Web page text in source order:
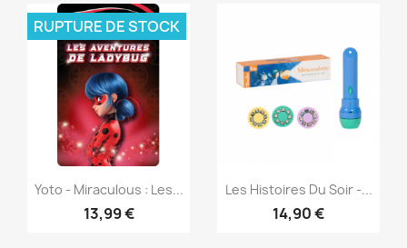
Aperçu rapide
Yoto - Miraculous : Les...
13,99 €
RUPTURE DE STOCK
Aperçu rapide
Les Histoires Du Soir -...
14,90 €